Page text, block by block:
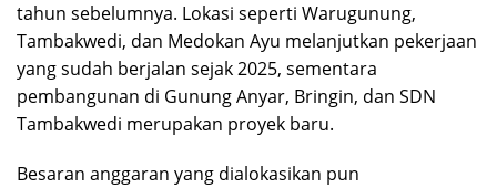
tahun sebelumnya. Lokasi seperti Warugunung,
Tambakwedi, dan Medokan Ayu melanjutkan pekerjaan
yang sudah berjalan sejak 2025, sementara
pembangunan di Gunung Anyar, Bringin, dan SDN
Tambakwedi merupakan proyek baru.
Besaran anggaran yang dialokasikan pun